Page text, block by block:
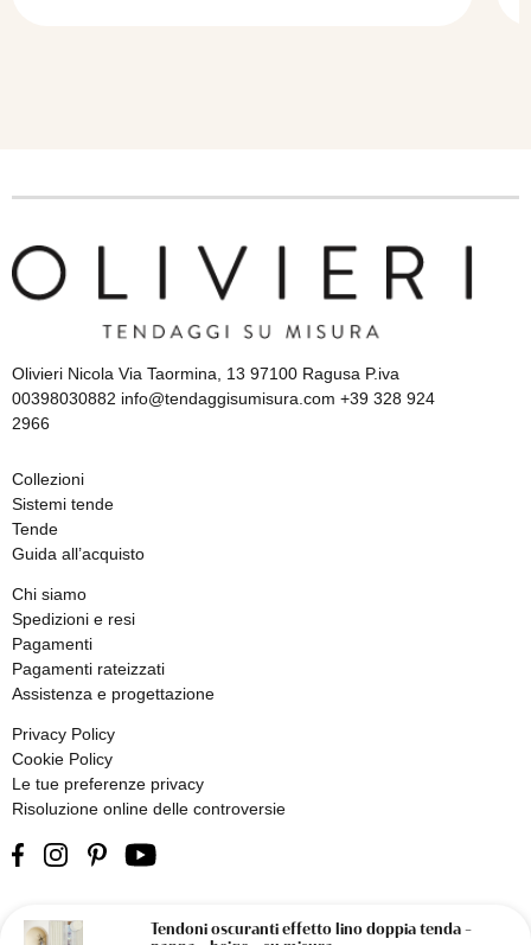
Tendoni oscuranti effetto lino doppia tenda –
Olivieri Nicola Via Taormina, 13 97100 Ragusa P.iva
00398030882 info@tendaggisumisura.com +39 328 924
2966
Collezioni
Sistemi tende
Tende
Guida all’acquisto
Chi siamo
Spedizioni e resi
Pagamenti
Pagamenti rateizzati
Assistenza e progettazione
Privacy Policy
Cookie Policy
Le tue preferenze privacy
Risoluzione online delle controversie
© 2026 Olivieri - Tendaggi su Misura | Designed & developed by